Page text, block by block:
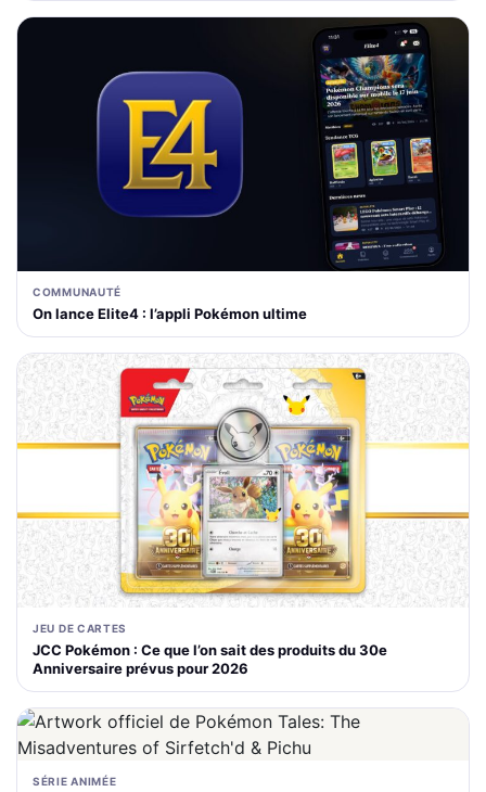
COMMUNAUTÉ
On lance Elite4 : l’appli Pokémon ultime
JEU DE CARTES
JCC Pokémon : Ce que l’on sait des produits du 30e
Anniversaire prévus pour 2026
SÉRIE ANIMÉE